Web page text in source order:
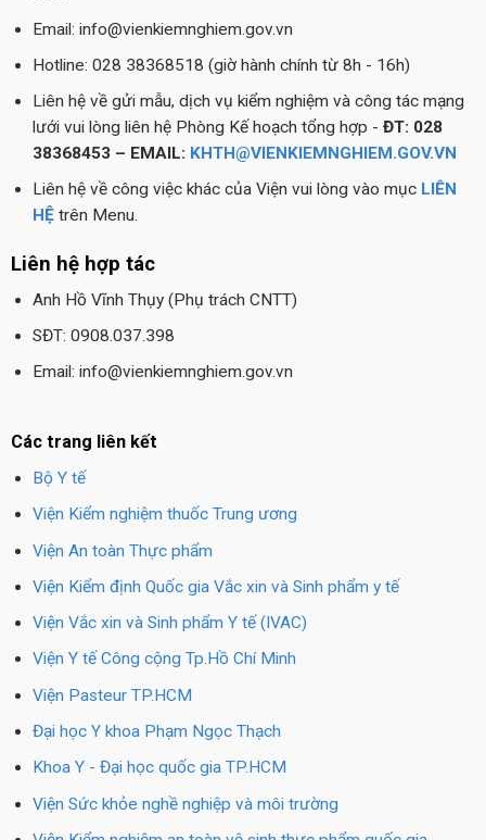
Email: info@vienkiemnghiem.gov.vn
Hotline: 028 38368518 (giờ hành chính từ 8h - 16h)
Liên hệ về gửi mẫu, dịch vụ kiểm nghiệm và công tác mạng
lưới vui lòng liên hệ Phòng Kế hoạch tổng hợp - ĐT: 028
38368453 – EMAIL: KHTH@VIENKIEMNGHIEM.GOV.VN
Liên hệ về công việc khác của Viện vui lòng vào mục LIÊN
HỆtrên Menu.
Liên hệ hợp tác
Anh Hồ Vĩnh Thụy (Phụ trách CNTT)
SĐT: 0908.037.398
Email: info@vienkiemnghiem.gov.vn
Các trang liên kết
Bộ Y tế
Viện Kiểm nghiệm thuốc Trung ương
Viện An toàn Thực phẩm
Viện Kiểm định Quốc gia Vắc xin và Sinh phẩm y tế
Viện Vắc xin và Sinh phẩm Y tế (IVAC)
Viện Y tế Công cộng Tp.Hồ Chí Minh
Viện Pasteur TP.HCM
Đại học Y khoa Phạm Ngọc Thạch
Khoa Y - Đại học quốc gia TP.HCM
Viện Sức khỏe nghề nghiệp và môi trường